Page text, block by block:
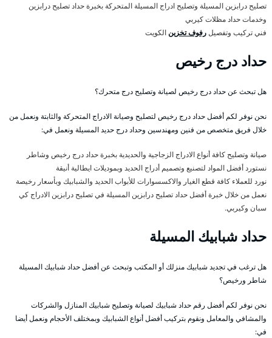
تصليح درابزين المسيلة وتصليح ادراج المسيلة المتحركة بخبرة حداد تصليح درابزين
وخدمات حداد مظلات كيربي
فني تركيب وتفصيلرفوف تخزينالكويت
حداد درج رخيص
هل تبحث عن حداد درج رخيص لصيانة وتصليح درج متحرك؟
نحن نوفر لكم أفضل حداد درج رخيص لتصليح وصيانة الادراج المتحركة والثابتة ونعمل من
خلال فريق متخصص من فنين ومهندسين وحداد درج حديد المسيلة ونعمل في:
صيانة وتصليح كافة أنواع الادراج الزجاجية والحديدية بخبرة حداد درج رخيص وشاطر
نستورد أفضل المواد لتصنيع وتصميم أدراج الحديد وبموديلات ايطالية أنيقة
نورد للعملاء كافة قطع الغيار والاكسسوارات للأبواب الحديد والشبابيك وبأسعار رخيصة
نعمل من خلال خبرة أفضل حداد تصليح درابزين المسيلة في تصليح درابزين الادراج كي
سبان وكيربي.
حداد شبابيك المسيلة
هل ترغب في تجديد شبابيك منزلك أو المكتب وتبحث عن أفضل حداد شبابيك المسيلة
شاطر ورخيص؟
نحن نوفر لكم أفضل رقم حداد شبابيك لصيانة وتصليح شبابيك المنازل والشركات
والمشافي والمعامل ونقوم بتركيب أفضل أنواع الشبابيك وبمختلف الأحجام ونعمل أيضا
في: